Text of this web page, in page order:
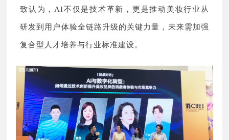
致认为，AI不仅是技术革新，更是推动美妆行业从
研发到用户体验全链路升级的关键力量，未来需加强
复合型人才培养与行业标准建设。